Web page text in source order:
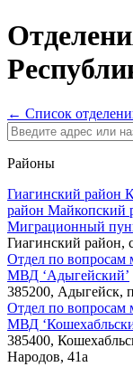
← Список
Районы
Гиагинский район
район Майкопский
Миграционный
Гиагинский район,
Отдел по вопросам
МВД ‘Адыгейский’
385200, Адыгейск,
Отдел по вопросам
МВД
385400,
Народов, 41а